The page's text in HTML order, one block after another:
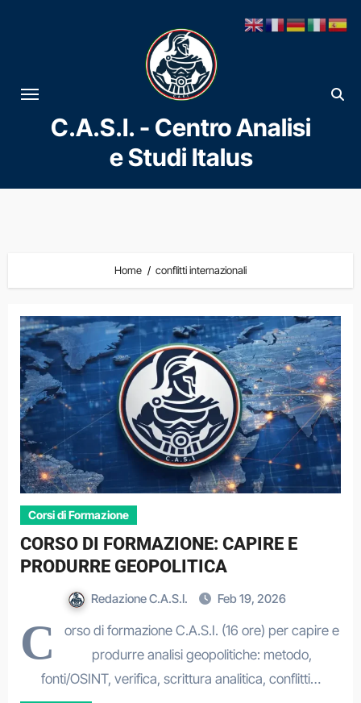
al
contenuto
C.A.S.I. - Centro Analisi
e Studi Italus
Home conflitti internazionali
Corsi di Formazione
CORSO DI FORMAZIONE: CAPIRE E
PRODURRE GEOPOLITICA
Redazione C.A.S.I. Feb 19, 2026
C
orso di formazione C.A.S.I. (16 ore) per capire e
produrre analisi geopolitiche: metodo,
fonti/OSINT, verifica, scrittura analitica, conflitti…